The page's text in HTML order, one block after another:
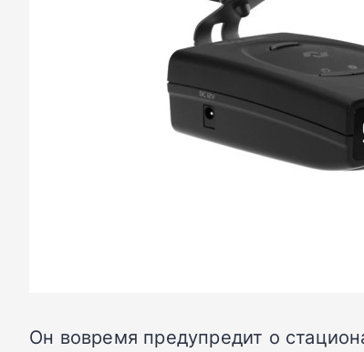
Он вовремя предупредит о